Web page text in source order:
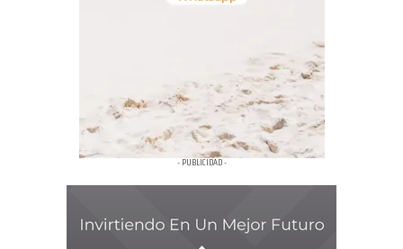
- PUBLICIDAD -